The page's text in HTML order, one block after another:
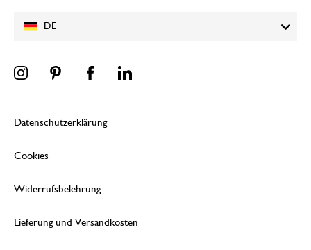
DE
Datenschutzerklärung
Cookies
Widerrufsbelehrung
Lieferung und Versandkosten